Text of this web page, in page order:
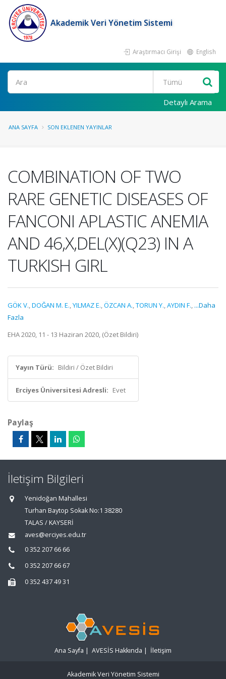
Akademik Veri Yönetim Sistemi
Araştırmacı Girişi English
Ara
Detaylı Arama
ANA SAYFA SON EKLENEN YAYINLAR
COMBINATION OF TWO
RARE GENETIC DISEASES OF
FANCONI APLASTIC ANEMIA
AND 46,X,DEL(X)(Q23) IN A
TURKISH GIRL
GÖK V.,DOĞAN M. E.,YILMAZ E.,ÖZCAN A.,TORUN Y.,AYDIN F., ...Daha
Fazla
EHA 2020, 11 - 13 Haziran 2020, (Özet Bildiri)
Yayın Türü: Bildiri / Özet Bildiri
Erciyes Üniversitesi Adresli: Evet
Paylaş
İletişim Bilgileri
Yenidoğan Mahallesi
Turhan Baytop Sokak No:1 38280
TALAS / KAYSERİ
aves@erciyes.edu.tr
0 352 207 66 66
0 352 207 66 67
0 352 437 49 31
Ana Sayfa | AVESİS Hakkında | İletişim
Akademik Veri Yönetim Sistemi